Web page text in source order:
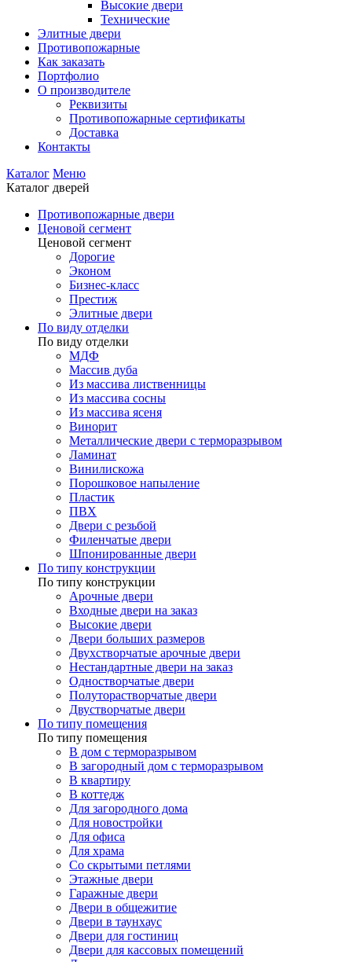
Высокие двери
Технические
Элитные двери
Противопожарные
Как заказать
Портфолио
О производителе
Реквизиты
Противопожарные сертификаты
Доставка
Контакты
Каталог Меню
Каталог дверей
Противопожарные двери
Ценовой сегмент
Ценовой сегмент
Дорогие
Эконом
Бизнес-класс
Престиж
Элитные двери
По виду отделки
По виду отделки
МДФ
Массив дуба
Из массива лиственницы
Из массива сосны
Из массива ясеня
Винорит
Металлические двери с терморазрывом
Ламинат
Винилискожа
Порошковое напыление
Пластик
ПВХ
Двери с резьбой
Филенчатые двери
Шпонированные двери
По типу конструкции
По типу конструкции
Арочные двери
Входные двери на заказ
Высокие двери
Двери больших размеров
Двухстворчатые арочные двери
Нестандартные двери на заказ
Одностворчатые двери
Полуторастворчатые двери
Двустворчатые двери
По типу помещения
По типу помещения
В дом с терморазрывом
В загородный дом с терморазрывом
В квартиру
В коттедж
Для загородного дома
Для новостройки
Для офиса
Для храма
Со скрытыми петлями
Этажные двери
Гаражные двери
Двери в общежитие
Двери в таунхаус
Двери для гостиниц
Двери для кассовых помещений